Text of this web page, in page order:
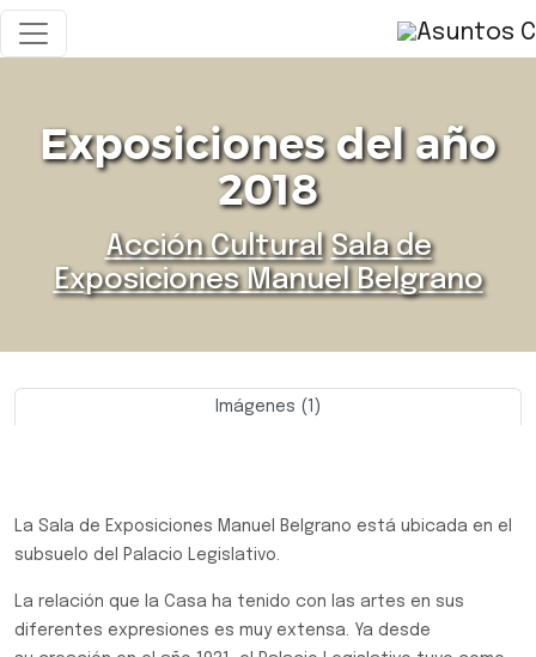
Exposiciones del año
2018
Acción Cultural Sala de
Exposiciones Manuel Belgrano
Imágenes (1)
La Sala de Exposiciones Manuel Belgrano está ubicada en el
subsuelo del Palacio Legislativo.
La relación que la Casa ha tenido con las artes en sus
diferentes expresiones es muy extensa. Ya desde